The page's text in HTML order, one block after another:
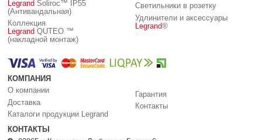
КОНТАКТЫ
КОМПАНИЯ
О компании
Доставка
Каталоги продукции Legrand
Гарантия
Контакты
Legrand Soliroc™ IP55
(Антивандальная)
Коллекция
Legrand QUTEO ™
(накладной монтаж)
Светильники в розетку
Удлинители и аксессуары
Legrand®